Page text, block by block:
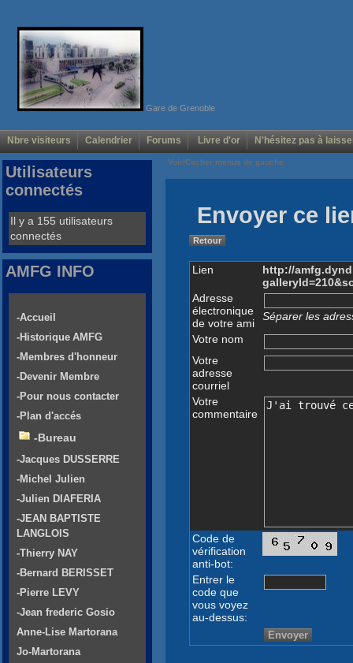
Gare de Grenoble
Nbre visiteurs Calendrier Forums Livre d'or N'hésitez pas à
Voir/Cacher menus de gauche
Envoyer ce
Retour
Lien
http://
Adresse
électronique
de votre ami
Séparer les
Votre nom
Votre
adresse
courriel
Votre
commentaire
Code de
vérification
anti-bot:
Entrer le
code que
vous voyez
au-dessus:
Utilisateurs
connectés
Il y a 155 utilisateurs
connectés
AMFG INFO
-Accueil
-Historique AMFG
-Membres d'honneur
-Devenir Membre
-Pour nous contacter
-Plan d'accés
-Bureau
-Jacques DUSSERRE
-Michel Julien
-Julien DIAFERIA
-JEAN BAPTISTE
LANGLOIS
-Thierry NAY
-Bernard BERISSET
-Pierre LEVY
-Jean frederic Gosio
Anne-Lise Martorana
Jo-Martorana